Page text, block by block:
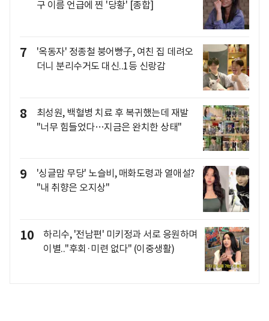
구 이름 언급에 찐 '당황' [종합]
7
'옥동자' 정종철 붕어빵子, 여친 집 데려오
더니 분리수거도 대신..1등 신랑감
8
최성원, 백혈병 치료 후 복귀했는데 재발
"너무 힘들었다…지금은 완치한 상태"
9
'싱글맘 무당' 노슬비, 매화도령과 열애설?
"내 취향은 오지상"
10
하리수, '전남편' 미키정과 서로 응원하며
이별.."후회·미련 없다" (이중생활)